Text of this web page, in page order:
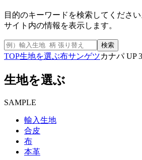
目的のキーワードを検索してください
サイト内の情報を表示します。
検索
TOP生地を選ぶ布サンゲツカナパ UP
生地を選ぶ
SAMPLE
輸入生地
合皮
布
本革